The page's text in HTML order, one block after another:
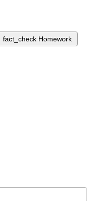
fact_check Homework